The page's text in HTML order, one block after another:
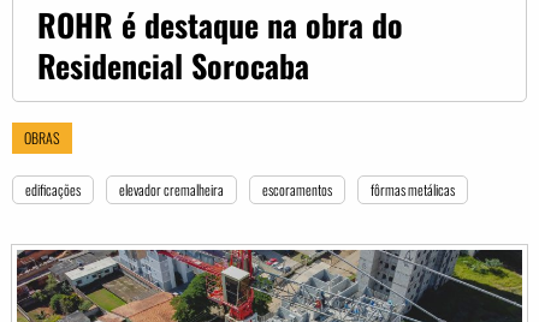
ROHR é destaque na obra do
Residencial Sorocaba
OBRAS
edificações elevador cremalheira escoramentos fôrmas metálicas